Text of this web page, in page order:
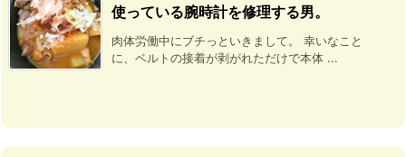
使っている腕時計を修理する男。
肉体労働中にブチっといきまして。 幸いなこと
に、ベルトの接着が剥がれただけで本体 ...